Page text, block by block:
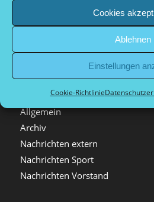
Cookies
Ablehnen
Einstellungen
Cookie-Richtlinie
Plan d’accès et informations sur
Dokumente Vorstand
Kategorien
Allgemein
Archiv
Nachrichten extern
Nachrichten Sport
Nachrichten Vorstand